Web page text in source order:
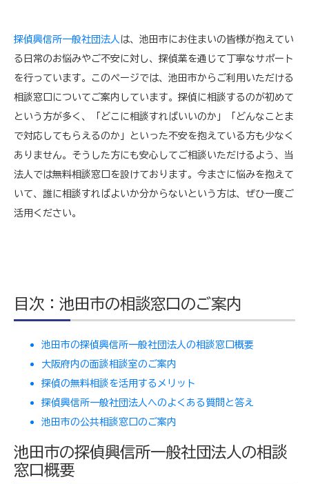
探偵興信所一般社団法人 は、池田市にお住まいの皆様が抱えてい
る日常のお悩みやご不安に対し、探偵業を通じて丁寧なサポート
を行っています。このページでは、池田市からご利用いただける
相談窓口についてご案内しています。探偵に相談するのが初めて
という方が多く、「どこに相談すればいいのか」「どんなことま
で対応してもらえるのか」といった不安を抱えている方も少なく
ありません。そうした方にも安心してご相談いただけるよう、当
法人では無料相談窓口を設けております。今まさに悩みを抱えて
いて、誰に相談すればよいか分からないという方は、ぜひ一度ご
活用ください。
目次：池田市の相談窓口のご案内
池田市の探偵興信所一般社団法人の相談窓口概要
大阪府内の面談相談室のご案内
探偵の無料相談を活用するメリット
探偵興信所一般社団法人へのよくある質問と答え
池田市の公共相談窓口のご案内
池田市の探偵興信所一般社団法人の相談
窓口概要